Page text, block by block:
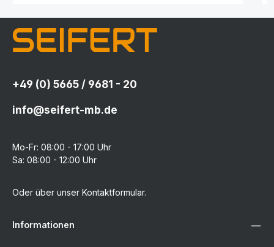
+49 (0) 5665 / 9681 - 20
info@seifert-mb.de
Mo-Fr: 08:00 - 17:00 Uhr
Sa: 08:00 - 12:00 Uhr
Oder über unser Kontaktformular.
Informationen